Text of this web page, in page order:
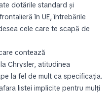
dotările standard și
în UE, întrebările
cele care te scapă de
contează
Chrysler, atitudinea
la fel de mult ca specificația.
listei implicite pentru mulți